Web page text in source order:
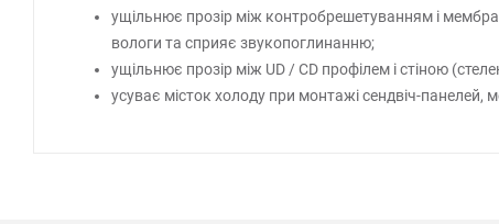
ущільнює прозір між контробрешетуванням і
вологи та сприяє звукопоглинанню;
ущільнює прозір між UD / CD профілем і стіною
усуває місток холоду при монтажі сендвіч-панелей,